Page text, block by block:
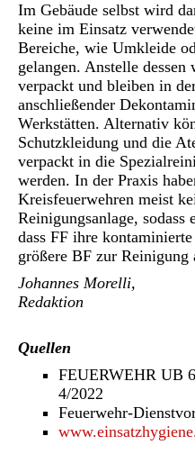
Im Gebäude selbst wird
keine im Einsatz
Bereiche, wie Umkleide
gelangen. Anstelle dessen
verpackt und bleiben in
anschließender
Werkstätten. Alternativ
Schutzkleidung und die
verpackt in die
werden. In der Praxis
Kreisfeuerwehren meist
Reinigungsanlage, sodass
dass FF ihre
größere BF zur Reinigung
Johannes Morelli,
Redaktion
Quellen
FEUERWEHR UB
4/2022
Feuerwehr-